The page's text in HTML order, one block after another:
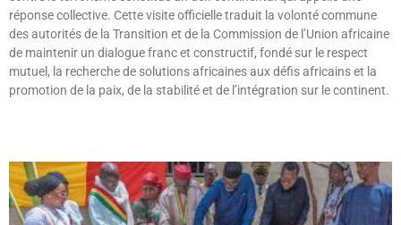
réponse collective. Cette visite officielle traduit la volonté commune
des autorités de la Transition et de la Commission de l’Union africaine
de maintenir un dialogue franc et constructif, fondé sur le respect
mutuel, la recherche de solutions africaines aux défis africains et la
promotion de la paix, de la stabilité et de l’intégration sur le continent.